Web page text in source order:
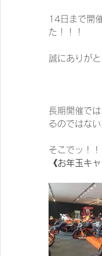
14日まで開
た！！！
誠にありがと
長期開催で
るのではな
そこでッ！！
《お年玉キ